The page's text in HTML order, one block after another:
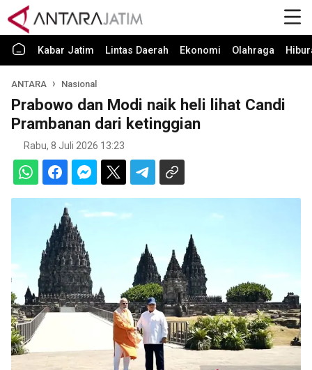
Kabar Jatim Lintas Daerah Ekonomi Olahraga
ANTARA Nasional
Prabowo dan Modi naik heli lihat Candi
Prambanan dari ketinggian
Rabu, 8 Juli 2026 13:23